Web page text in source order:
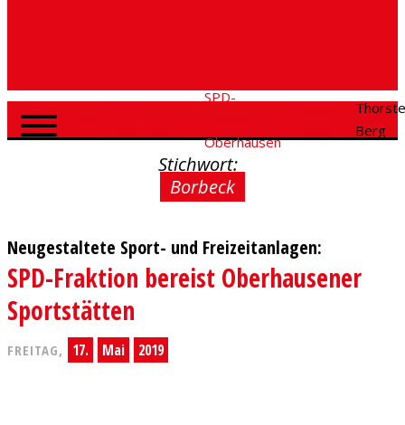
SPD-
Oberhausen
Berg
Stichwort:
Borbeck
Neugestaltete Sport- und Freizeitanlagen:
SPD-Fraktion bereist Oberhausener
Sportstätten
FREITAG, 17. Mai 2019